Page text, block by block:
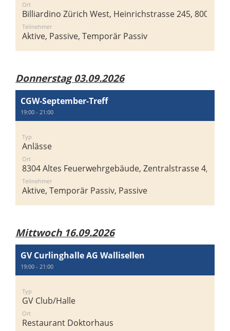
Ort
Billiardino Zürich West, Heinrichstrasse 245, 8005
Teilnehmer
Aktive, Passive, Temporär Passiv
Donnerstag 03.09.2026
CGW-September-Treff
19:00 - 21:00
Typ
Anlässe
Ort
8304 Altes Feuerwehrgebäude, Zentralstrasse 4,
Teilnehmer
Aktive, Temporär Passiv, Passive
Mittwoch 16.09.2026
GV Curlinghalle AG Wallisellen
19:00 - 21:00
Typ
GV Club/Halle
Ort
Restaurant Doktorhaus